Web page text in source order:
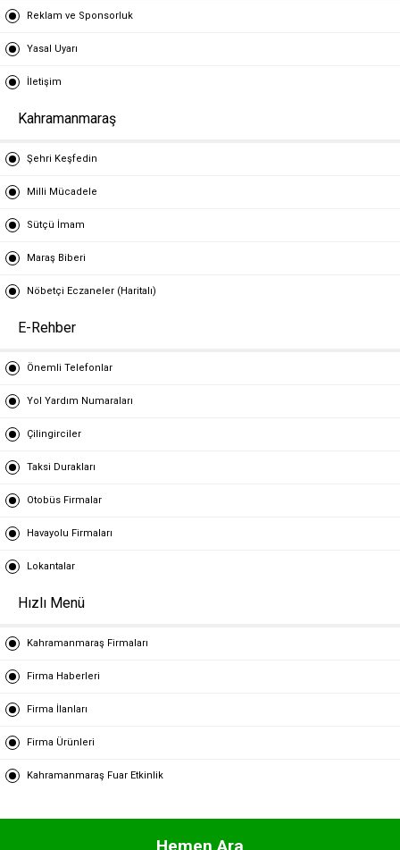
Reklam ve Sponsorluk
Yasal Uyarı
İletişim
Kahramanmaraş
Şehri Keşfedin
Milli Mücadele
Sütçü İmam
Maraş Biberi
Nöbetçi Eczaneler (Haritalı)
E-Rehber
Önemli Telefonlar
Yol Yardım Numaraları
Çilingirciler
Taksi Durakları
Otobüs Firmalar
Havayolu Firmaları
Lokantalar
Hızlı Menü
Kahramanmaraş Firmaları
Firma Haberleri
Firma İlanları
Firma Ürünleri
Kahramanmaraş Fuar Etkinlik
Hemen Ara